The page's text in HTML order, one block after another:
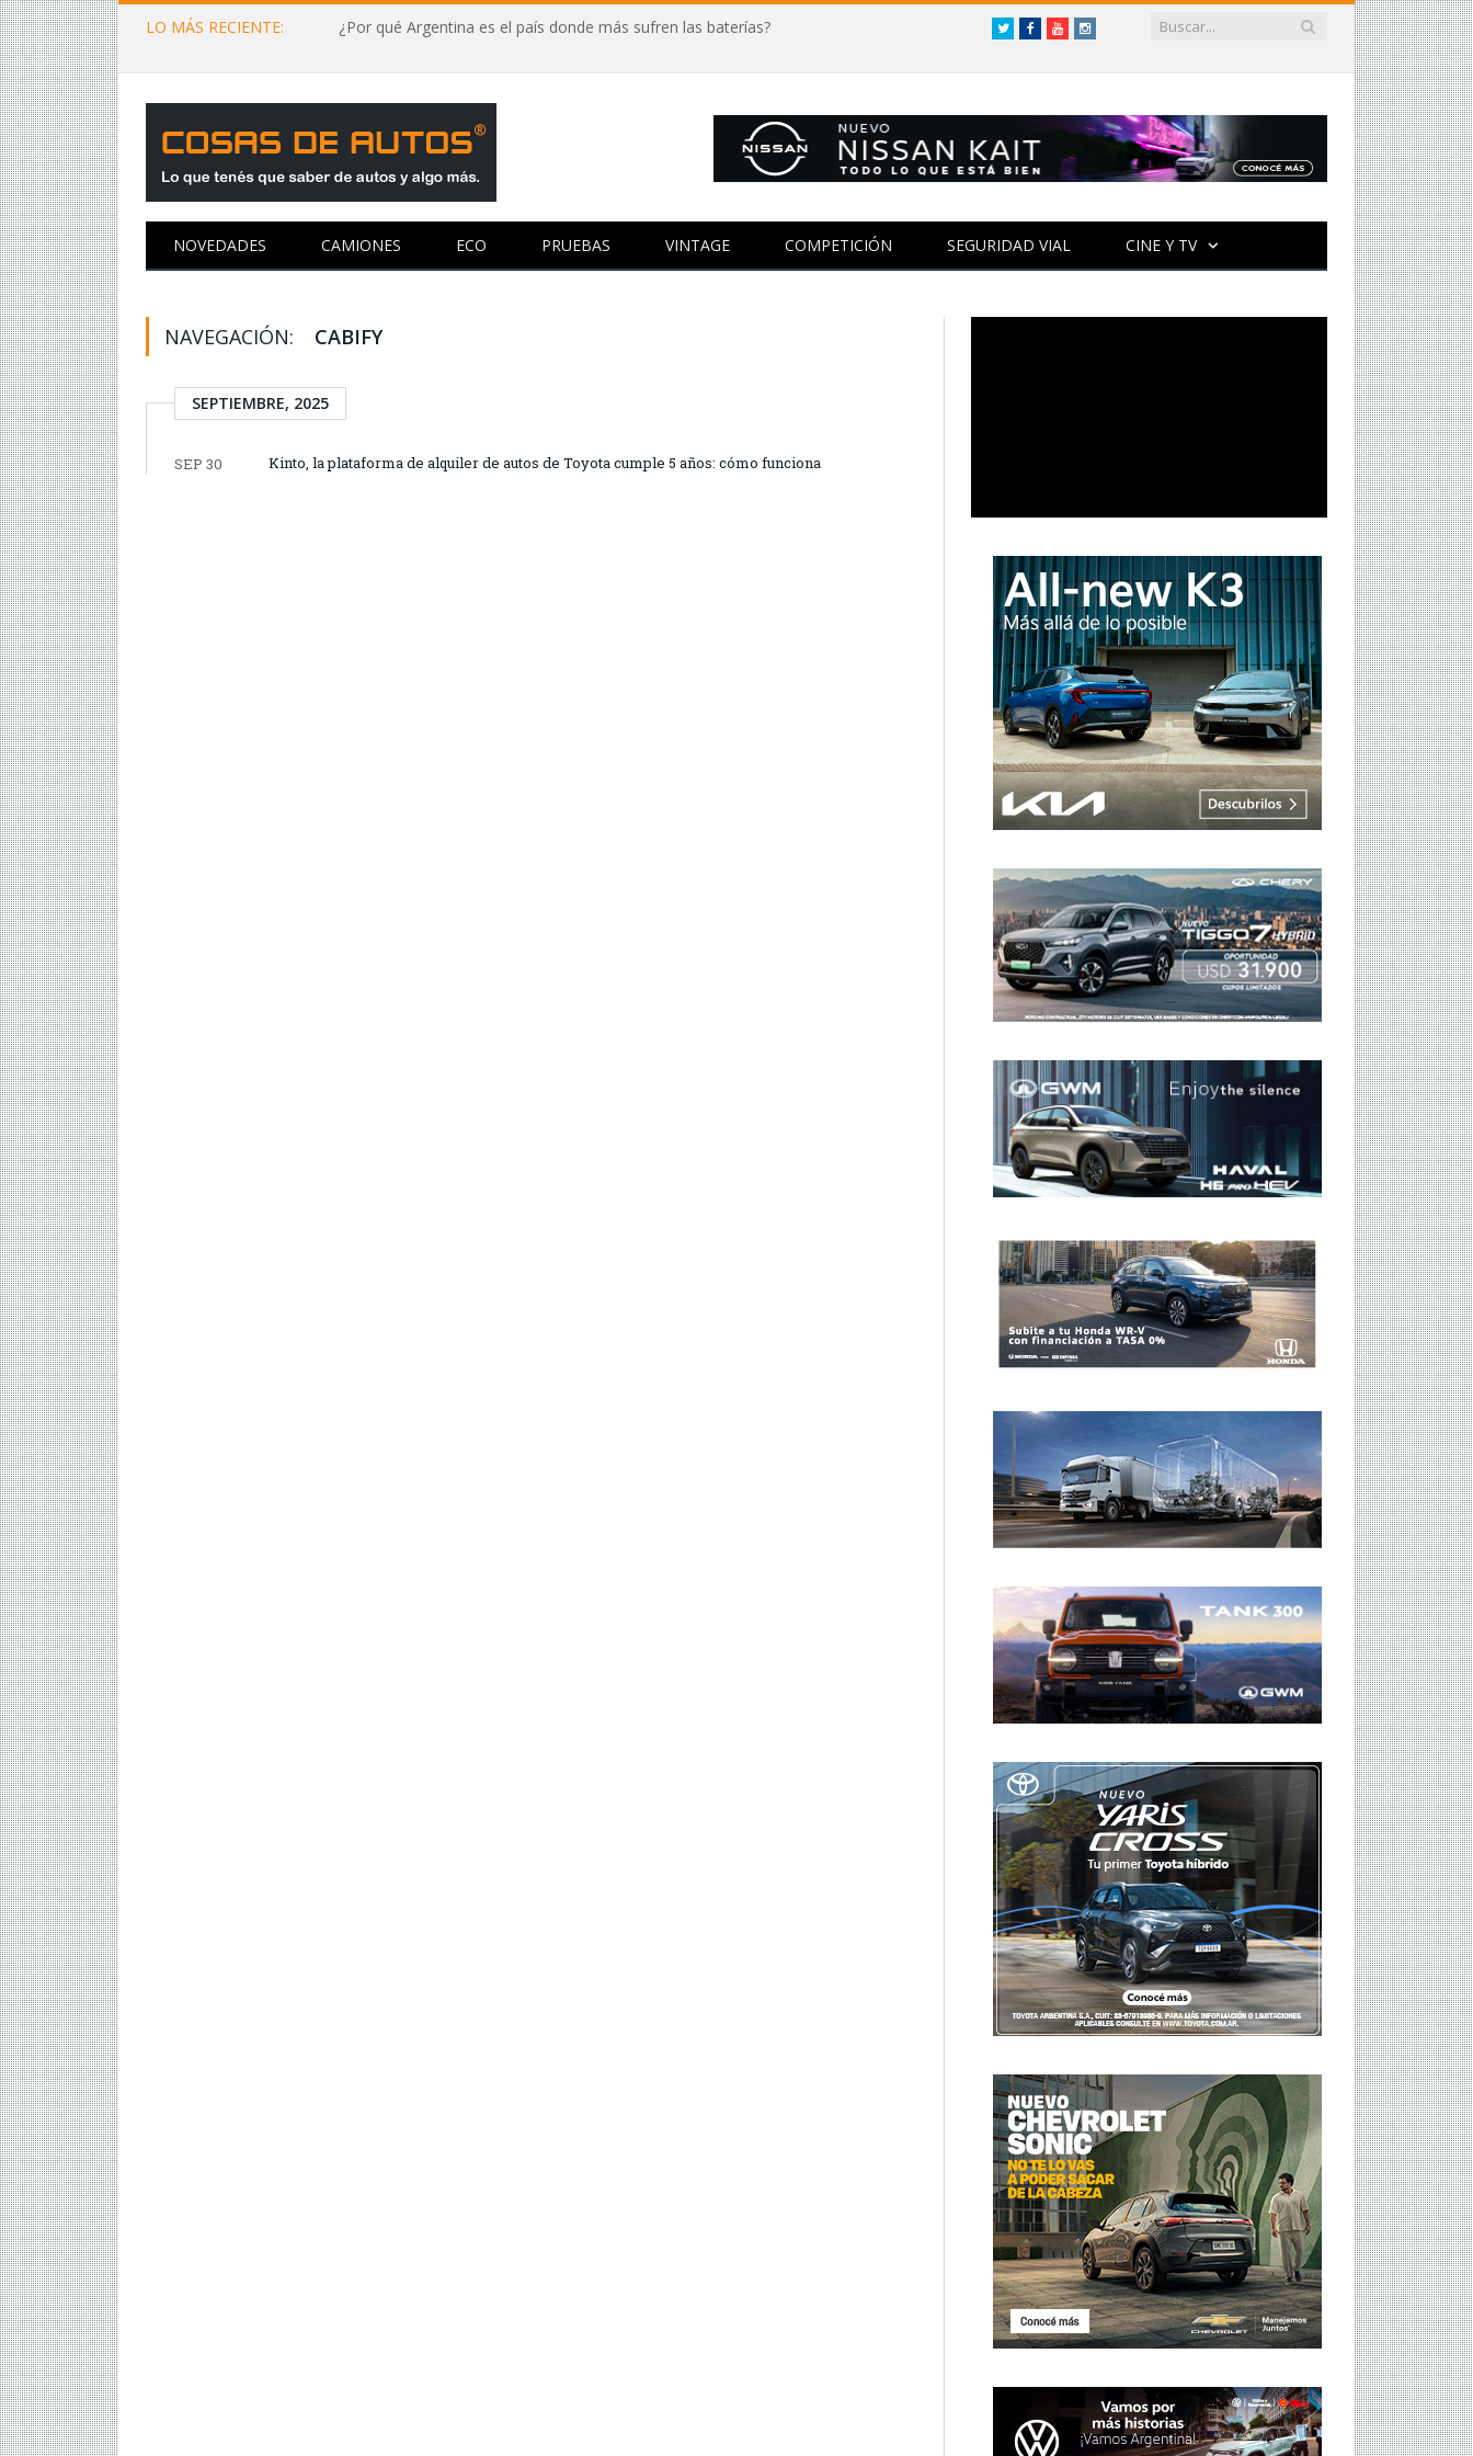
LO MÁS RECIENTE: ¿Por qué Argentina es el país donde más sufren las baterías? TwitterFacebookYouTubeInstagram
NOVEDADES CAMIONES ECO PRUEBAS VINTAGE COMPETICIÓN SEGURIDAD VIAL CINE Y TV
NAVEGACIÓN: CABIFY
SEPTIEMBRE, 2025
SEP 30 Kinto, la plataforma de alquiler de autos de Toyota cumple 5 años: cómo funciona